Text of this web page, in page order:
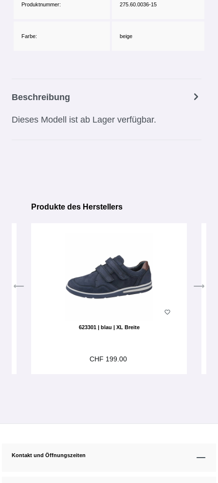
Produktnummer: 275.60.0036-15
Farbe: beige
Beschreibung
Dieses Modell ist ab Lager verfügbar.
Produktgalerie überspringen
Produkte des Herstellers
623301 | blau | XL Breite
CHF 199.00
Kontakt und Öffnungszeiten